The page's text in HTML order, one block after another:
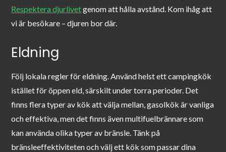
Respektera djurlivetgenom att hålla avstånd. Kom ihåg att
vi är besökare – djuren bor där.
Eldning
Följ lokala regler för eldning. Använd helst ett campingkök
istället för öppen eld, särskilt under torra perioder. Det
finns flera typer av kök att välja mellan, gasolkök är vanliga
och effektiva, men det finns även multifuelbrännare som
kan använda olika typer av bränsle. Tänk på
bränsleeffektiviteten och välj ett kök som passar dina